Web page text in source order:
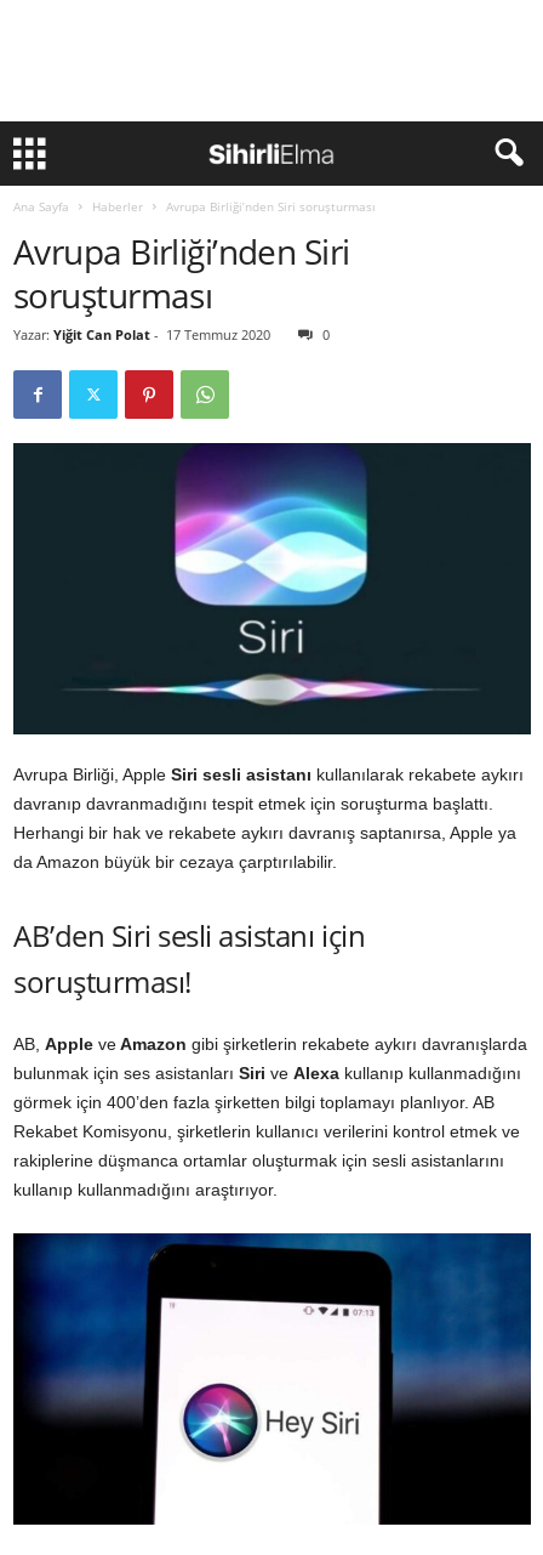
Ana Sayfa Haberler Avrupa Birliği’nden Siri soruşturması
Avrupa Birliği’nden Siri
soruşturması
Yazar: Yiğit Can Polat - 17 Temmuz 2020 0
Avrupa Birliği, Apple Siri sesli asistanı kullanılarak rekabete aykırı
davranıp davranmadığını tespit etmek için soruşturma başlattı.
Herhangi bir hak ve rekabete aykırı davranış saptanırsa, Apple ya
da Amazon büyük bir cezaya çarptırılabilir.
AB’den Siri sesli asistanı için
soruşturması!
AB, Apple veAmazon gibi şirketlerin rekabete aykırı davranışlarda
bulunmak için ses asistanları Siri ve Alexa kullanıp kullanmadığını
görmek için 400’den fazla şirketten bilgi toplamayı planlıyor. AB
Rekabet Komisyonu, şirketlerin kullanıcı verilerini kontrol etmek ve
rakiplerine düşmanca ortamlar oluşturmak için sesli asistanlarını
kullanıp kullanmadığını araştırıyor.